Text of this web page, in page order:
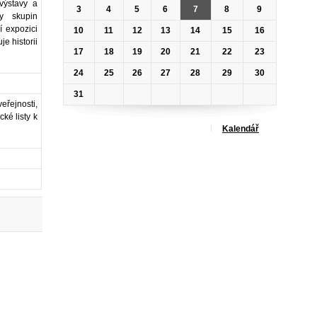
a
skupin
expozici
historii
listy k
3 4 5 6 7 8 9
10 11 12 13 14 15 16
17 18 19 20 21 22 23
24 25 26 27 28 29 30
31
Kalendář